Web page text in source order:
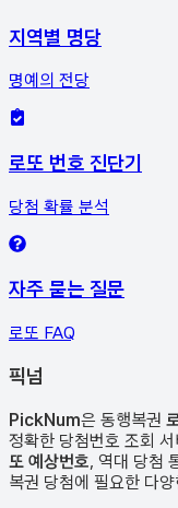
지역별 명당
명예의 전당
로또 번호 진단기
당첨 확률 분석
자주 묻는 질문
로또 FAQ
픽넘
PickNum은 동행복권
정확한 당첨번호 조회
또 예상번호, 역대 당첨
복권 당첨에 필요한 다